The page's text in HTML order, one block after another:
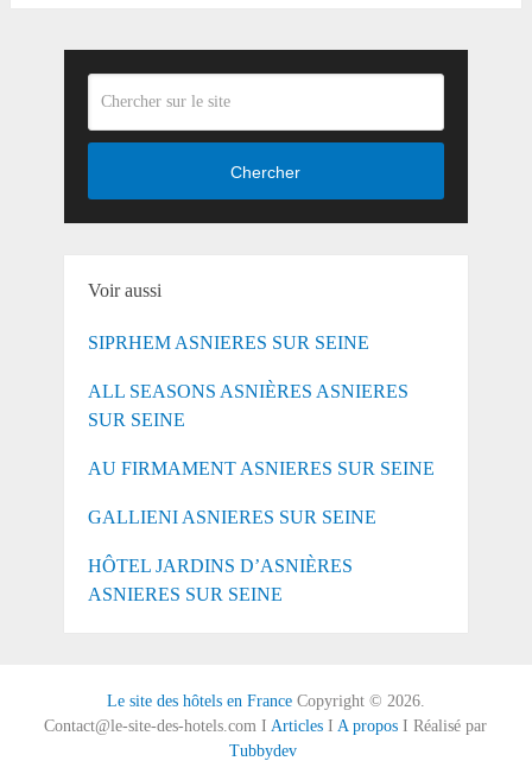
Chercher
Voir aussi
SIPRHEM ASNIERES SUR SEINE
ALL SEASONS ASNIÈRES ASNIERES
SUR SEINE
AU FIRMAMENT ASNIERES SUR SEINE
GALLIENI ASNIERES SUR SEINE
HÔTEL JARDINS D’ASNIÈRES
ASNIERES SUR SEINE
Le site des hôtels en FranceCopyright © 2026.
Contact@le-site-des-hotels.com IArticles IA propos I Réalisé par
Tubbydev